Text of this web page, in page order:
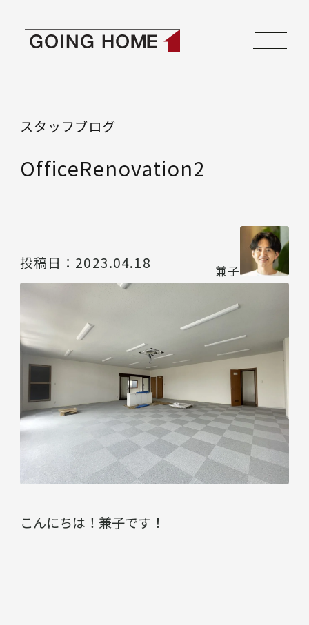
スタッフブログ
OfficeRenovation2
投稿日： 2023.04.18 兼子
こんにちは！兼子です！